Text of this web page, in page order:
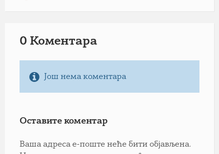
0 Коментарa
Још нема коментара
Оставите коментар
Ваша адреса е-поште неће бити објављена.